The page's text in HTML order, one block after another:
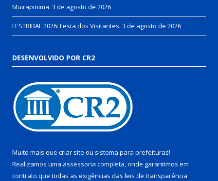
Muirapinima. 3 de agosto de 2026
FESTRIBAL 2026: Festa dos Visitantes. 3 de agosto de 2026
DESENVOLVIDO POR CR2
Muito mais que criar site ou sistema para prefeituras!
Realizamos uma assessoria completa, onde garantimos em
contrato que todas as exigências das leis de transparência